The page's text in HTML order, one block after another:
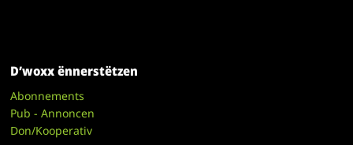
D’woxx ënnerstëtzen
Abonnements
Pub - Annoncen
Don/Kooperativ